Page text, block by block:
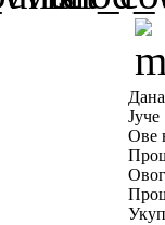
Јуче
Ове